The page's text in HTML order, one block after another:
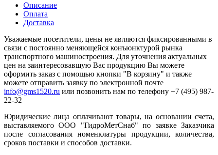
Описание
Оплата
Доставка
Уважаемые посетители, цены не являются фиксированными в
связи с постоянно меняющейся конъюнктурой рынка
транспортного машиностроения. Для уточнения актуальных
цен на заинтересовавшую Вас продукцию Вы можете
оформить заказ с помощью кнопки "В корзину" и также
можете отправить заявку по электронной почте
info@gms1520.ru или позвонить нам по телефону +7 (495) 987-
22-32
Юридические лица оплачивают товары, на основании счета,
выставляемого ООО "ГидроМетСнаб" по заявке Заказчика
после согласования номенклатуры продукции, количества,
сроков поставки и способов доставки.